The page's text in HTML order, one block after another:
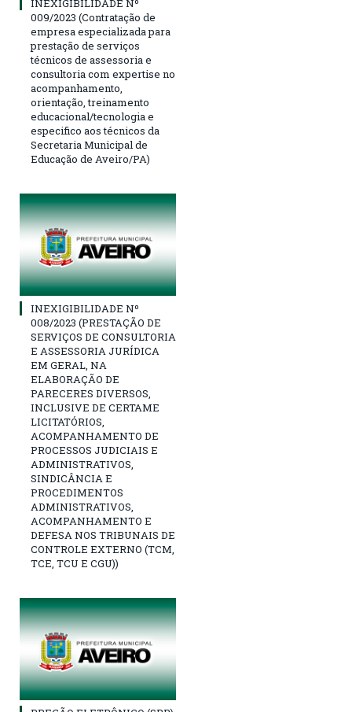
INEXIGIBILIDADE Nº
009/2023 (Contratação de
empresa especializada para
prestação de serviços
técnicos de assessoria e
consultoria com expertise no
acompanhamento,
orientação, treinamento
educacional/tecnologia e
especifico aos técnicos da
Secretaria Municipal de
Educação de Aveiro/PA)
INEXIGIBILIDADE Nº
008/2023 (PRESTAÇÃO DE
SERVIÇOS DE CONSULTORIA
E ASSESSORIA JURÍDICA
EM GERAL, NA
ELABORAÇÃO DE
PARECERES DIVERSOS,
INCLUSIVE DE CERTAME
LICITATÓRIOS,
ACOMPANHAMENTO DE
PROCESSOS JUDICIAIS E
ADMINISTRATIVOS,
SINDICÂNCIA E
PROCEDIMENTOS
ADMINISTRATIVOS,
ACOMPANHAMENTO E
DEFESA NOS TRIBUNAIS DE
CONTROLE EXTERNO (TCM,
TCE, TCU E CGU))